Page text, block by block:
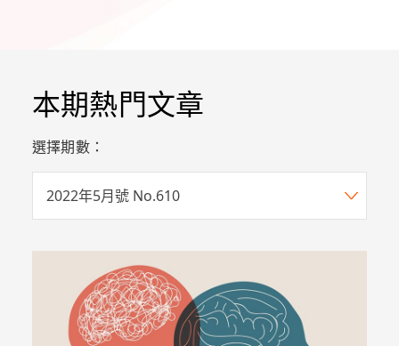
本期熱門文章
選擇期數：
2022年5月號 No.610